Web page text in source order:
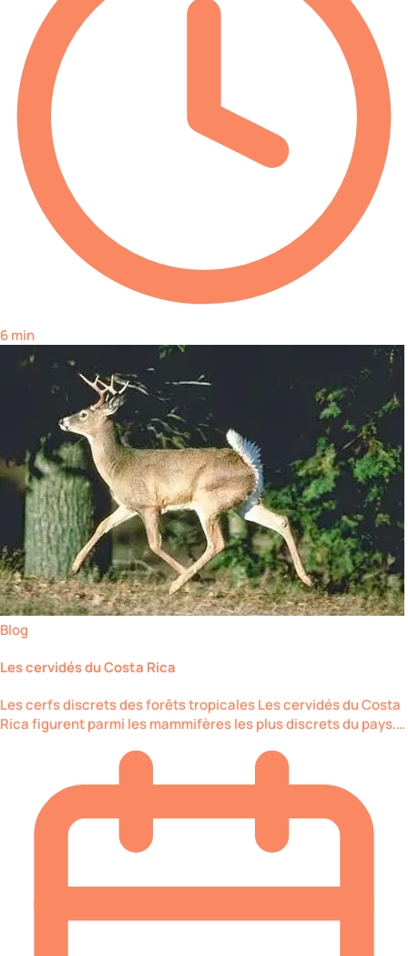
6 min
Blog
Les cervidés du Costa Rica
Les cerfs discrets des forêts tropicales Les cervidés du Costa
Rica figurent parmi les mammifères les plus discrets du pays.…